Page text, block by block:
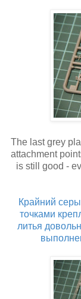
The last grey
attachment
is still good -
Крайний
точками
литья